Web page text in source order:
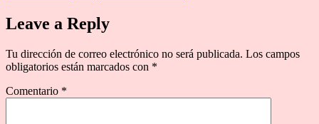
Leave a Reply
Tu dirección de correo electrónico no será publicada. Los campos
obligatorios están marcados con *
Comentario *